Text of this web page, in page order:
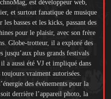
est développeur web,
et surtout fanatique de musique
basses et les kicks, passant des
pour le plaisir, avec son frère
Globe-trotteur, il a exploré des
jusqu’aux plus grands festivals
a aussi été VJ et impliqué dans
vraiment autorisées.
des événements pour la
derrière l’appareil photo, la